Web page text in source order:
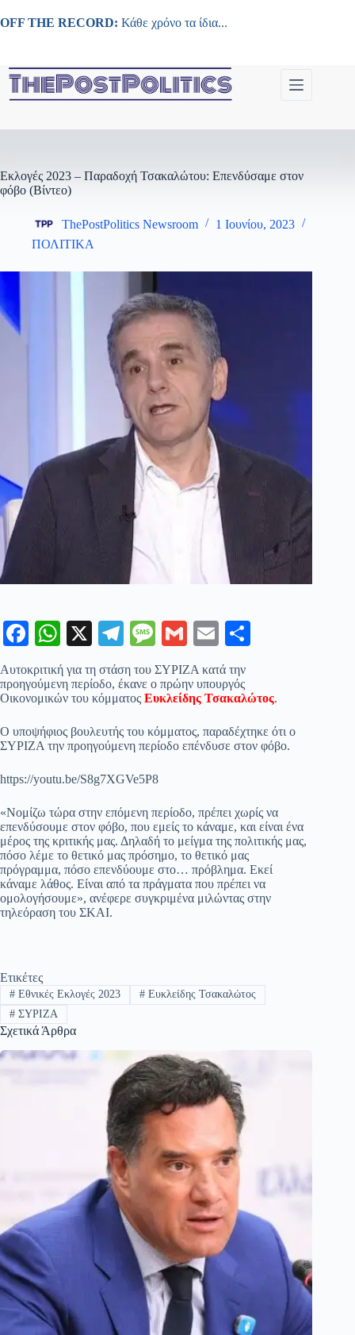
στο
OFF THE RECORD: Κάθε χρόνο τα ίδια...
Εκλογές 2023 – Παραδοχή Τσακαλώτου: Επενδύσαμε στον
φόβο (Βίντεο)
ThePostPolitics Newsroom
1 Ιουνίου, 2023
ΠΟΛΙΤΙΚΑ
Fa
bo
ok
W
ha
ts
A
pp
X
Te
le
gr
a
m
M
es
sa
ge
G
m
ail
E
m
ail ρ
α
στ
εί
Αυτοκριτική για τη στάση του ΣΥΡΙΖΑ κατά την
προηγούμενη περίοδο, έκανε ο πρώην υπουργός
Οικονομικών του κόμματος Ευκλείδης Τσακαλώτος.
Ο υποψήφιος βουλευτής του κόμματος, παραδέχτηκε ότι ο
ΣΥΡΙΖΑ την προηγούμενη περίοδο επένδυσε στον φόβο.
https://youtu.be/S8g7XGVe5P8
«Νομίζω τώρα στην επόμενη περίοδο, πρέπει χωρίς να
επενδύσουμε στον φόβο, που εμείς το κάναμε, και είναι ένα
μέρος της κριτικής μας. Δηλαδή το μείγμα της πολιτικής μας,
πόσο λέμε το θετικό μας πρόσημο, το θετικό μας
πρόγραμμα, πόσο επενδύουμε στο… πρόβλημα. Εκεί
κάναμε λάθος. Είναι από τα πράγματα που πρέπει να
ομολογήσουμε», ανέφερε συγκριμένα μιλώντας στην
τηλεόραση του ΣΚΑΙ.
Ετικέτες
#Εθνικές Εκλογές 2023 #Ευκλείδης Τσακαλώτος
#ΣΥΡΙΖΑ
Σχετικά Άρθρα